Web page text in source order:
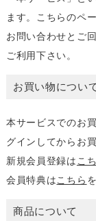
ます。こちらのペ
お問い合わせとご
ご利用下さい。
お買い物につい
本サービスでのお
グインしてからお
新規会員登録は こ
会員特典はこちら
商品について